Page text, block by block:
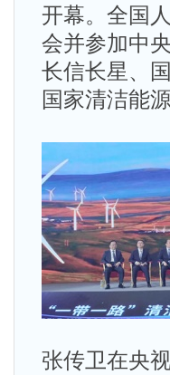
开幕。全国
会并参加中
长信长星、
国家清洁能
张传卫在央